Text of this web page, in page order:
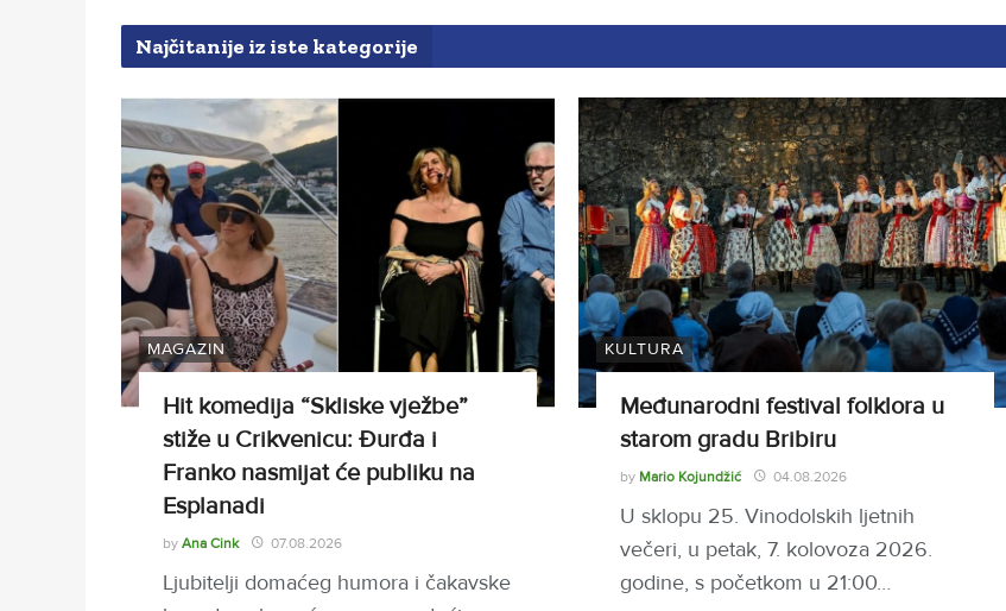
Najčitanije iz iste kategorije
MAGAZIN
Hit komedija “Skliske vježbe”
stiže u Crikvenicu: Đurđa i
Franko nasmijat će publiku na
Esplanadi
by Ana Cink 07.08.2026
Ljubitelji domaćeg humora i čakavske
KULTURA
Međunarodni festival folklora u
starom gradu Bribiru
by Mario Kojundžić 04.08.2026
U sklopu 25. Vinodolskih ljetnih
večeri, u petak, 7. kolovoza 2026.
godine, s početkom u 21:00…